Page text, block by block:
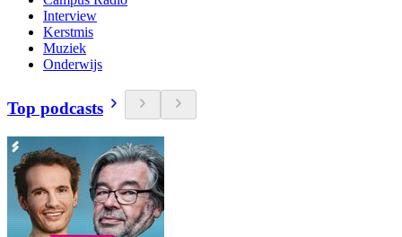
Interview
Kerstmis
Muziek
Onderwijs
Top podcasts